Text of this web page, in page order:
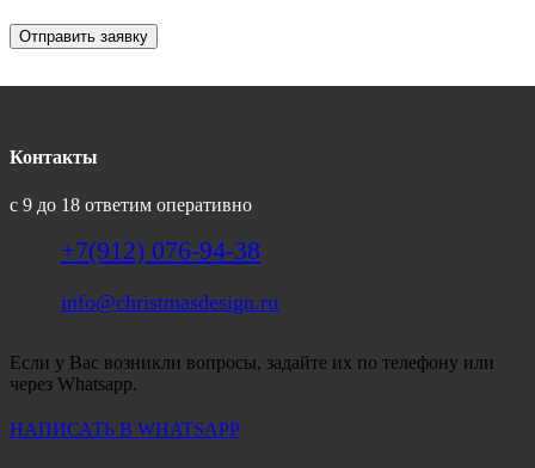
Отправить заявку
Контакты
с 9 до 18 ответим оперативно
+7(912) 076-94-38
info@christmasdesign.ru
Если у Вас возникли вопросы, задайте их по телефону или
через Whatsapp.
НАПИСАТЬ В WHATSAPP